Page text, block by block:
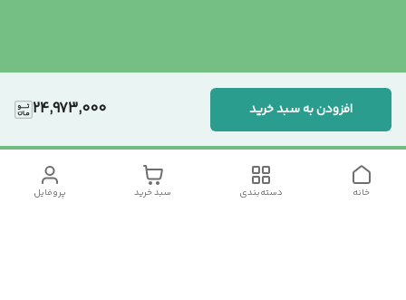
24,973,000 افزودن به سبد خرید
پروفایل سبد خرید دسته‌بندی خانه